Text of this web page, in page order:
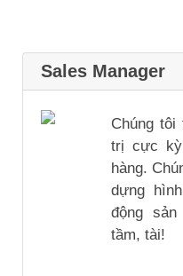
Sales Manager
Chúng
trị cực
hàng.
dựng
động
tầm, tài!